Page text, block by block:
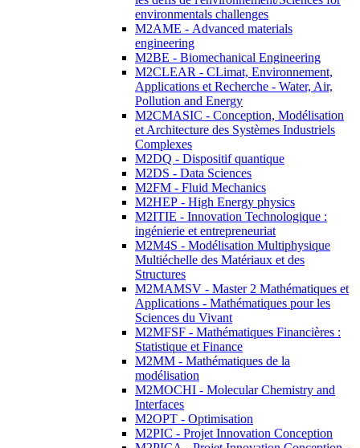
environmentals challenges
M2AME - Advanced materials
engineering
M2BE - Biomechanical Engineering
M2CLEAR - CLimat, Environnement,
Applications et Recherche - Water, Air,
Pollution and Energy
M2CMASIC - Conception, Modélisation
et Architecture des Systèmes Industriels
Complexes
M2DQ - Dispositif quantique
M2DS - Data Sciences
M2FM - Fluid Mechanics
M2HEP - High Energy physics
M2ITIE - Innovation Technologique :
ingénierie et entrepreneuriat
M2M4S - Modélisation Multiphysique
Multiéchelle des Matériaux et des
Structures
M2MAMSV - Master 2 Mathématiques et
Applications - Mathématiques pour les
Sciences du Vivant
M2MFSF - Mathématiques Financières :
Statistique et Finance
M2MM - Mathématiques de la
modélisation
M2MOCHI - Molecular Chemistry and
Interfaces
M2OPT - Optimisation
M2PIC - Projet Innovation Conception